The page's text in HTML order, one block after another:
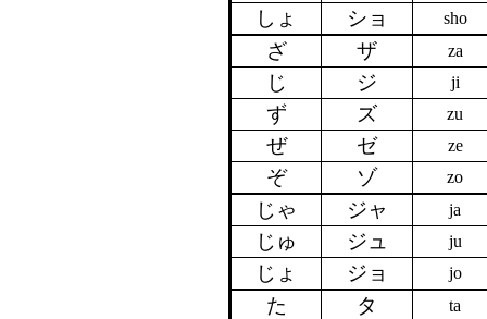
しょ ショ sho
ざ ザ za
じ ジ ji
ず ズ zu
ぜ ゼ ze
ぞ ゾ zo
じゃ ジャ ja
じゅ ジュ ju
じょ ジョ jo
た タ ta